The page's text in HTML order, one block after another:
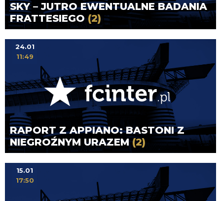
SKY – JUTRO EWENTUALNE BADANIA
FRATTESIEGO(2)
RAPORT Z APPIANO: BASTONI Z
NIEGROŹNYM URAZEM(2)
24.01
11:49
15.01
17:50